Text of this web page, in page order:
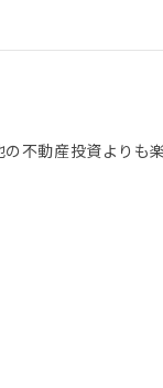
不動産投資よりも